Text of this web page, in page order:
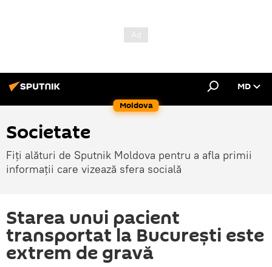
Moldova
MD
Societate
Fiți alături de Sputnik Moldova pentru a afla primii
informații care vizează sfera socială
Starea unui pacient
transportat la Bucureşti este
extrem de gravă